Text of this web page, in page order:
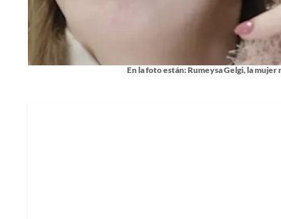
En la foto están: Rumeysa Gelgi, la mujer